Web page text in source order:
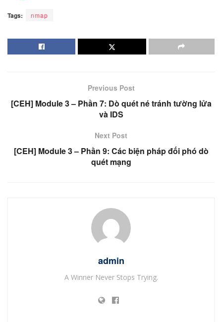
Tags: nmap
Previous Post
[CEH] Module 3 – Phần 7: Dò quét né tránh tường lửa
và IDS
Next Post
[CEH] Module 3 – Phần 9: Các biện pháp đối phó dò
quét mạng
admin
A Winner Never Stops Trying.